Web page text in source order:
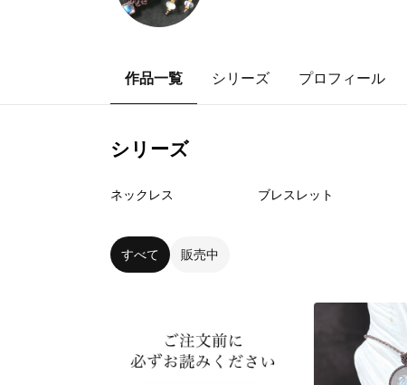
作品一覧 シリーズ プロフィール
シリーズ
ネックレス ブレスレット
すべて 販売中